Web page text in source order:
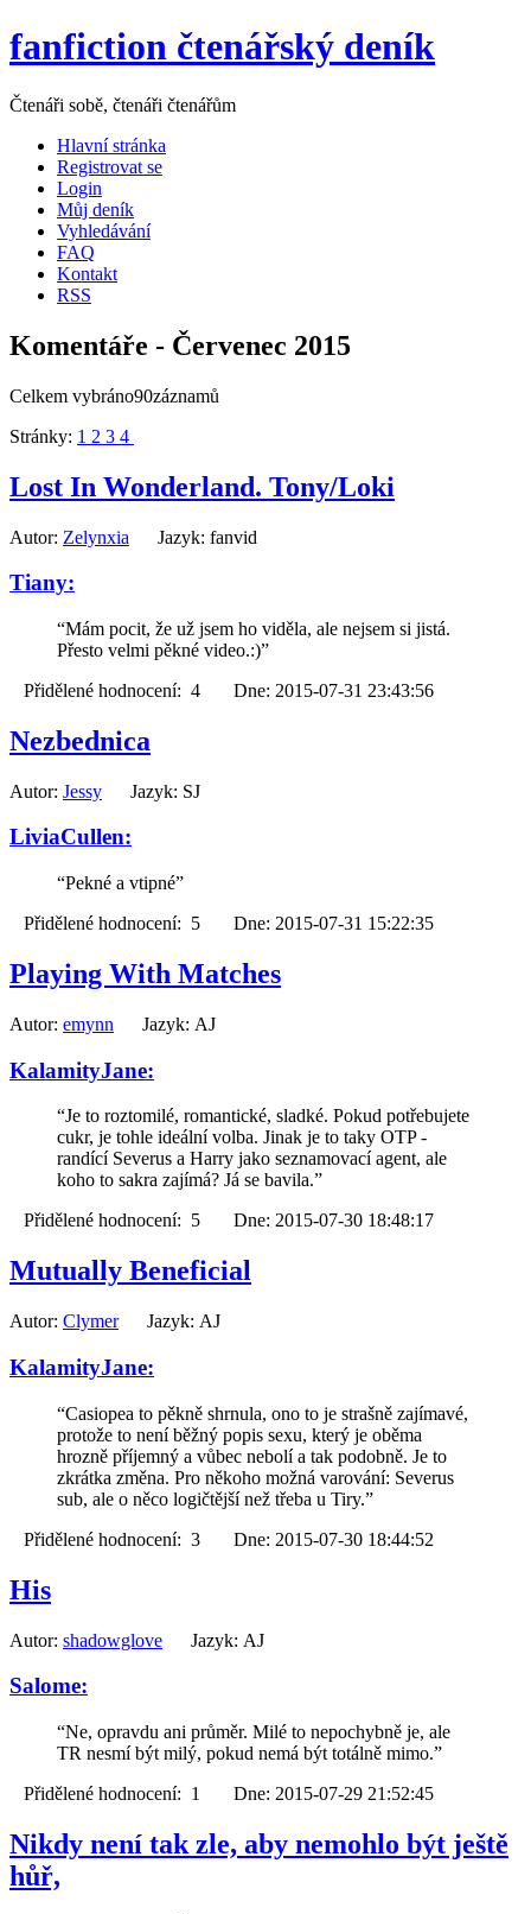
fanfiction čtenářský deník
Čtenáři sobě, čtenáři čtenářům
Hlavní stránka
Registrovat se
Login
Můj deník
Vyhledávání
FAQ
Kontakt
RSS
Komentáře - Červenec 2015
Celkem vybráno90záznamů
Stránky: 1 2 3 4
Lost In Wonderland. Tony/Loki
Autor: Zelynxia Jazyk: fanvid
Tiany:
“Mám pocit, že už jsem ho viděla, ale nejsem si jistá.
Přesto velmi pěkné video.:)”
Přidělené hodnocení: 4 Dne: 2015-07-31 23:43:56
Nezbednica
Autor: Jessy Jazyk: SJ
LiviaCullen:
“Pekné a vtipné”
Přidělené hodnocení: 5 Dne: 2015-07-31 15:22:35
Playing With Matches
Autor: emynn Jazyk: AJ
KalamityJane:
“Je to roztomilé, romantické, sladké. Pokud potřebujete
cukr, je tohle ideální volba. Jinak je to taky OTP -
randící Severus a Harry jako seznamovací agent, ale
koho to sakra zajímá? Já se bavila.”
Přidělené hodnocení: 5 Dne: 2015-07-30 18:48:17
Mutually Beneficial
Autor: ClymerJazyk: AJ
KalamityJane:
“Casiopea to pěkně shrnula, ono to je strašně zajímavé,
protože to není běžný popis sexu, který je oběma
hrozně příjemný a vůbec nebolí a tak podobně. Je to
zkrátka změna. Pro někoho možná varování: Severus
sub, ale o něco logičtější než třeba u Tiry.”
Přidělené hodnocení: 3 Dne: 2015-07-30 18:44:52
His
Autor: shadowglove Jazyk: AJ
Salome:
“Ne, opravdu ani průměr. Milé to nepochybně je, ale
TR nesmí být milý, pokud nemá být totálně mimo.”
Přidělené hodnocení: 1 Dne: 2015-07-29 21:52:45
Nikdy není tak zle, aby nemohlo být ještě
hůř,